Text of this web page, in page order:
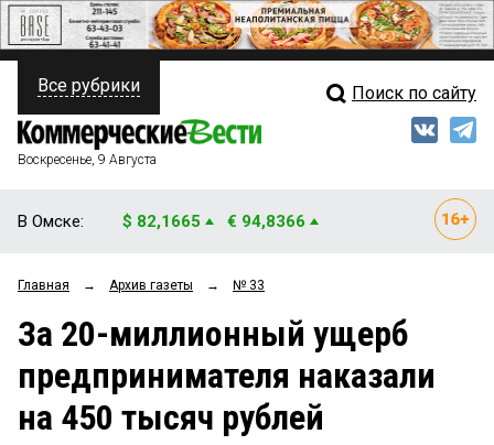
ПОЛИТИКА
ФИНАНСЫ
ОБЩЕСТВО
ЗАКОН
НОВОСТИ КОМПАНИЙ
Свежий выпуск
Рейтинги
Блоги
Архив
Все рубрики Поиск по сайту
Воскресенье, 9 Августа
В Омске: $ 82,1665 € 94,8366
Главная → Архив газеты → № 33
За 20-миллионный ущерб
предпринимателя наказали
на 450 тысяч рублей